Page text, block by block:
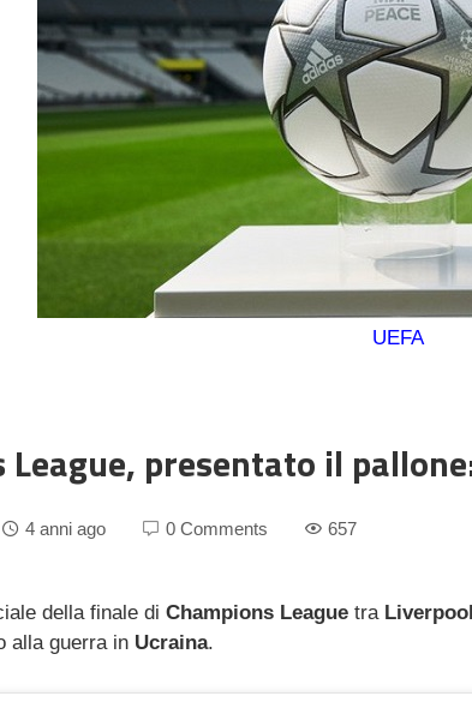
UEFA
presentato il
4 anni ago 0 Comments 657
della finale di Champions League tra Liverpool
alla guerra in Ucraina.